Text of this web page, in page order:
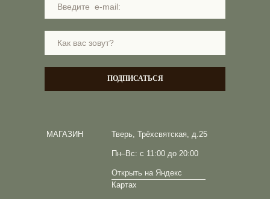
Тверь, Трёхсвятская, д.25
Пн–Вс: с 11:00 до 20:00
Открыть на Яндекс
Картах
МАГАЗИН
ПОДПИСАТЬСЯ